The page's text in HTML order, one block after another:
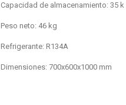
Capacidad de almacenamiento: 35 k
Peso neto: 46 kg
Refrigerante: R134A
Dimensiones: 700x600x1000 mm